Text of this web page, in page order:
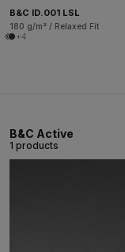
B&C ID.001 LSL
180 g/m² / Relaxed Fit
+4
B&C Active
1 products